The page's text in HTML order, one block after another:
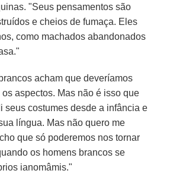
"Seus pensamentos são
e cheios de fumaça. Eles
como machados abandonados
acham que deveríamos
aspectos. Mas não é isso que
seus costumes desde a infância e
língua. Mas não quero me
que só poderemos nos tornar
os homens brancos se
ianomâmis."